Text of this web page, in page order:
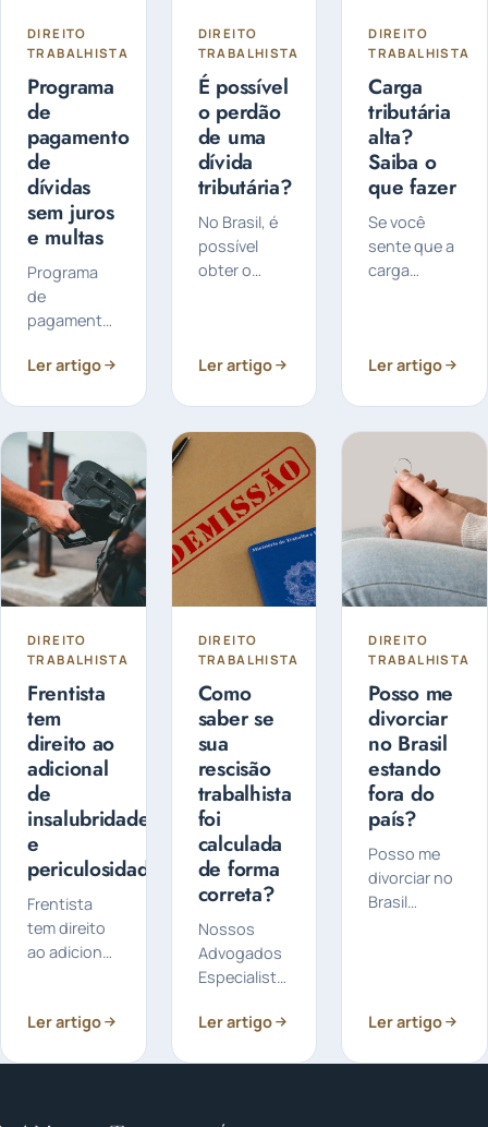
DIREITO
TRABALHISTA
Programa
de
pagamento
de
dívidas
sem juros
e multas
Programa
de
pagamento
sem juros e
Federal
lançou um
programa
de
Autorregularização
Incentivada
de
Tributos...
Ler artigo
DIREITO
TRABALHISTA
É possível
o perdão
de uma
dívida
tributária?
No Brasil, é
possível
obter o
porém, essa
às normas e
programas
estabelecidos
pelos
governos…
Ler artigo
DIREITO
TRABALHISTA
Carga
tributária
alta?
Saiba o
que fazer
Se você
sente que a
carga
está alta
Um bom
planejamento
tributário é
a chave para
pagar a
quantidade…
Ler artigo
DIREITO
TRABALHISTA
Frentista
tem
direito ao
adicional
de
insalubridade
e
periculosidade?
Frentista
tem direito
ao adicional
e
pode ter
Ler artigo
DIREITO
TRABALHISTA
Como
saber se
sua
rescisão
trabalhista
foi
calculada
de forma
correta?
Nossos
Advogados
Especialistas
do Trabalho
se a sua
Ler artigo
DIREITO
TRABALHISTA
Posso me
divorciar
no Brasil
estando
fora do
país?
Posso me
divorciar no
Brasil
você está
e deseja se
Ler artigo